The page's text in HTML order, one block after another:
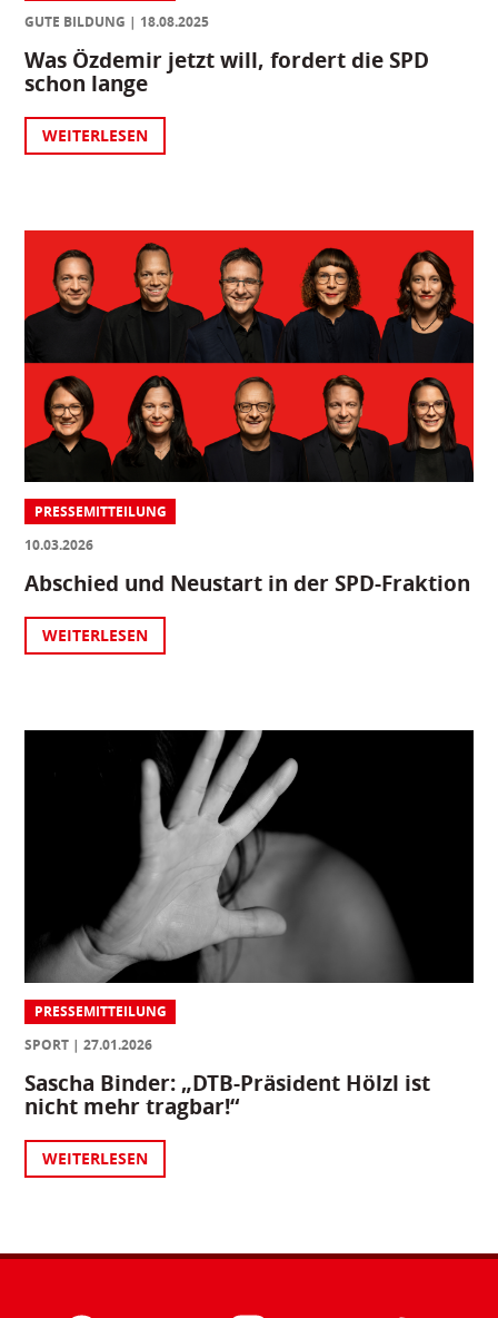
GUTE BILDUNG
18.08.2025
Was Özdemir jetzt will, fordert die SPD
schon lange
WEITERLESEN
PRESSEMITTEILUNG
10.03.2026
Abschied und Neustart in der SPD-Fraktion
WEITERLESEN
PRESSEMITTEILUNG
SPORT
27.01.2026
Sascha Binder: „DTB-Präsident Hölzl ist
nicht mehr tragbar!“
WEITERLESEN